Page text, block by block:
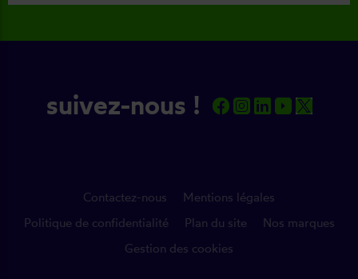
suivez-nous !
Contactez-nous
Mentions légales
Politique de confidentialité
Plan du site
Nos marques
Gestion des cookies